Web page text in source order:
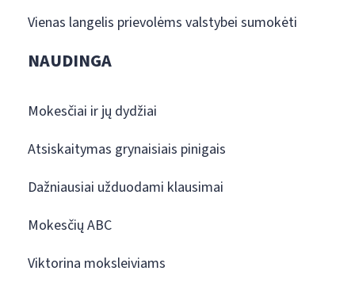
Vienas langelis prievolėms valstybei sumokėti
NAUDINGA
Mokesčiai ir jų dydžiai
Atsiskaitymas grynaisiais pinigais
Dažniausiai užduodami klausimai
Mokesčių ABC
Viktorina moksleiviams